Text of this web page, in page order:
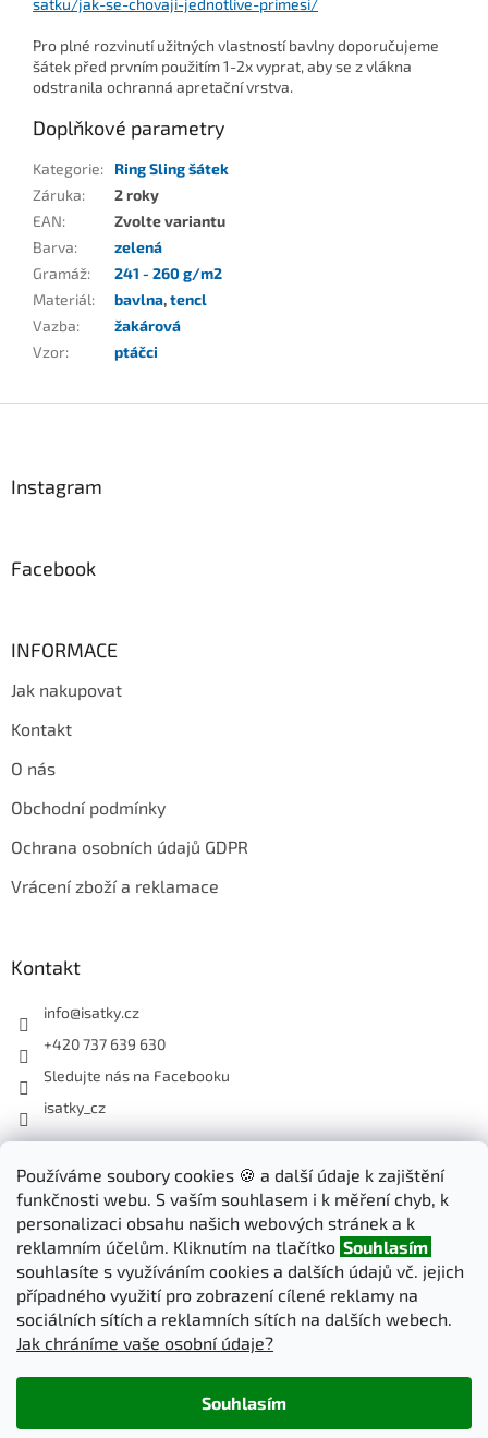
Používáme soubory cookies 🍪 a další údaje k zajištění
funkčnosti webu. S vaším souhlasem i k měření chyb, k
personalizaci obsahu našich webových stránek a k
reklamním účelům. Kliknutím na tlačítko Souhlasím
souhlasíte s využíváním cookies a dalších údajů vč. jejich
případného využití pro zobrazení cílené reklamy na
sociálních sítích a reklamních sítích na dalších webech.
Jak chráníme vaše osobní údaje?
Souhlasím
satku/jak-se-chovaji-jednotlive-primesi/
Pro plné rozvinutí užitných vlastností bavlny doporučujeme
šátek před prvním použitím 1-2x vyprat, aby se z vlákna
odstranila ochranná apretační vrstva.
Doplňkové parametry
Kategorie:
Ring Sling šátek
Záruka:
2 roky
EAN:
Zvolte variantu
Barva:
zelená
Gramáž:
241 - 260 g/m2
Materiál: bavlna,tencl
Vazba:
žakárová
Vzor: ptáčci
Instagram
Facebook
INFORMACE
Jak nakupovat
Kontakt
O nás
Obchodní podmínky
Ochrana osobních údajů GDPR
Vrácení zboží a reklamace
Kontakt
info@isatky.cz
+420 737 639 630
Sledujte nás na Facebooku
isatky_cz
Odebírat newsletter
Vložte svůj e-mail a my vám budeme zasílat informace o nových
produktech na našem e-shopu.
E-mail
PŘIHLÁSIT SE